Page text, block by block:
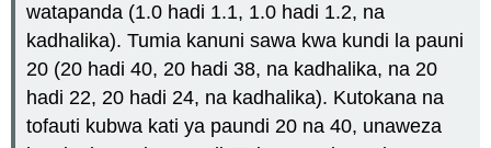
watapanda (1.0 hadi 1.1, 1.0 hadi 1.2, na
kadhalika). Tumia kanuni sawa kwa kundi la pauni
20 (20 hadi 40, 20 hadi 38, na kadhalika, na 20
hadi 22, 20 hadi 24, na kadhalika). Kutokana na
tofauti kubwa kati ya paundi 20 na 40, unaweza